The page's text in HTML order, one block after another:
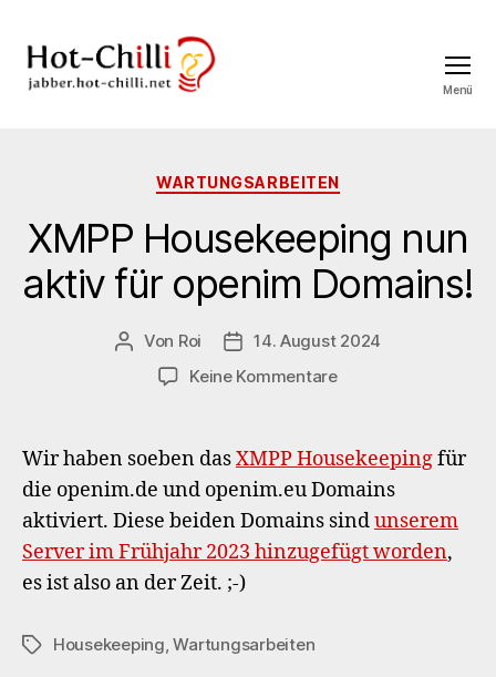
chilli.net
Menü
Kategorien
WARTUNGSARBEITEN
XMPP Housekeeping nun
aktiv für openim Domains!
Beitragsautor
Von Roi Veröffentlichungsdatum
14. August 2024
Keine Kommentarezu
nun
aktiv
für
openim
Domains!
Wir haben soeben dasXMPP Housekeepingfür
die openim.de und openim.eu Domains
aktiviert. Diese beiden Domains sindunserem
Server im Frühjahr 2023 hinzugefügt worden,
es ist also an der Zeit. ;-)
Schlagwörter
Housekeeping ,Wartungsarbeiten